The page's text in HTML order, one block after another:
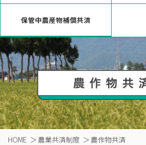
保管中農産物補償共済
HOME ＞ 農業共済制度 ＞ 農作物共済